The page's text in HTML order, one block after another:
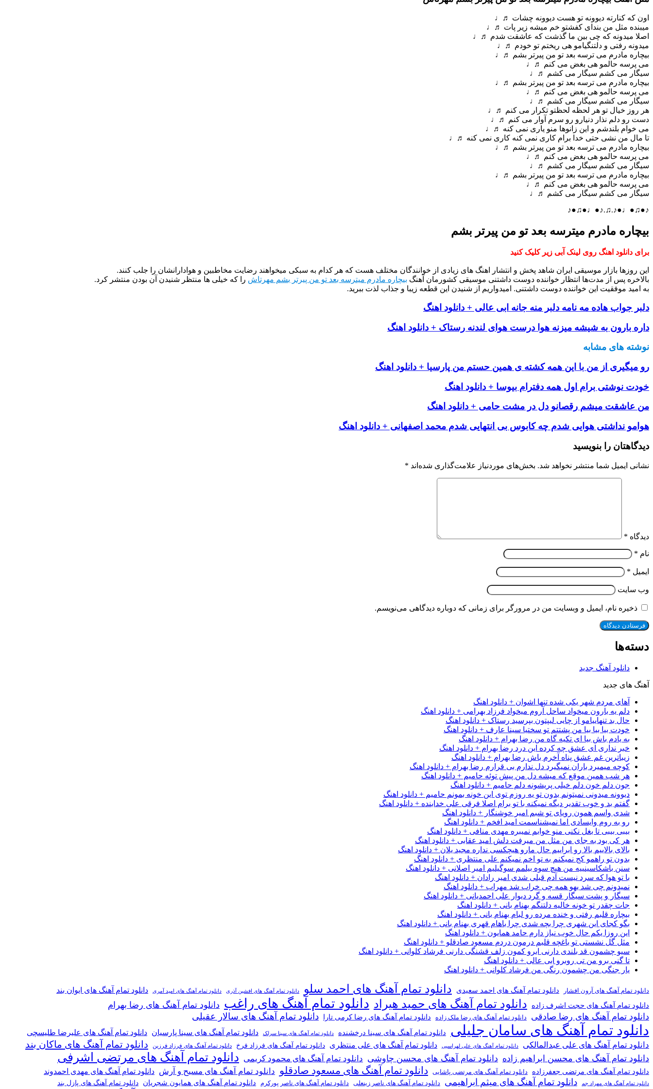
اون که کنارته دیوونه تو هست دیوونه چشات ♬♩
میبنده مثل من بندای کفشتو خم میشه زیر پات ♬♩
اصلا میدونه که چی بین ما گذشت که عاشقت شدم ♬♩
میدونه رفتی و دلتنگیامو هی ریختم تو خودم ♬♩
بیچاره مادرم می ترسه بعد تو من پیرتر بشم ♬♩
می پرسه حالمو هی بغض می کنم ♬♩
سیگار می کشم سیگار می کشم ♬♩
بیچاره مادرم می ترسه بعد تو من پیرتر بشم ♬♩
می پرسه حالمو هی بغض می کنم ♬♩
سیگار می کشم سیگار می کشم ♬♩
هر روز خیال تو هر لحظه لحظتو تکرار می کنم ♬♩
دست رو دلم نذار دنیارو رو سرم آوار می کنم ♬♩
می خوام بلندشم و این زانوها منو یاری نمی کنه ♬♩
تا مال من نشی حتی خدا برام کاری نمی کنه کاری نمی کنه ♬♩
بیچاره مادرم می ترسه بعد تو من پیرتر بشم ♬♩
می پرسه حالمو هی بغض می کنم ♬♩
سیگار می کشم سیگار می کشم ♬♩
بیچاره مادرم می ترسه بعد تو من پیرتر بشم ♬♩
می پرسه حالمو هی بغض می کنم ♬♩
سیگار می کشم سیگار می کشم ♬♩
♪●♫●♩●♪.♫.♪●♩●♫●♪
بیچاره مادرم میترسه بعد تو من پیرتر بشم
برای دانلود اهنگ روی لینک آبی زیر کلیک کنید
این روزها بازار موسیقی ایران شاهد پخش و انتشار اهنگ های زیادی از خوانندگان مختلف هست که هر کدام به سبکی میخواهند رضایت مخاطبین و هوادارانشان را جلب کنند.
بالاخره پس از مدت‌ها انتظار خواننده دوست داشتنی موسیقی کشورمان آهنگ بیچاره مادرم میترسه بعد تو من پیرتر بشم مهرتاش را که خیلی ها منتظر شنیدن آن بودن منتشر کرد.
به امید موفقیت این خواننده دوست داشتنی. امیدواریم از شنیدن این قطعه زیبا و جذاب لذت ببرید.
دلبر جواب هاده مه نامه دلبر منه جانه ابی عالی + دانلود اهنگ
داره بارون به شیشه میزنه هوا درست هوای لندنه رستاک + دانلود اهنگ
نوشته های مشابه
رو میگیری از من با این همه کشته ی همین حستم من پارسیا + دانلود اهنگ
خودت نوشتی برام اول همه دفترام بیوسا + دانلود اهنگ
من عاشقت میشم رقصانو دل در مشت حامی + دانلود اهنگ
هوامو نداشتی هوایی شدم چه کابوس بی انتهایی شدم محمد اصفهانی + دانلود اهنگ
دیدگاهتان را بنویسید
نشانی ایمیل شما منتشر نخواهد شد. بخش‌های موردنیاز علامت‌گذاری شده‌اند *
دیدگاه *
نام *
ایمیل *
وب‌ سایت
ذخیره نام، ایمیل و وبسایت من در مرورگر برای زمانی که دوباره دیدگاهی می‌نویسم.
دسته‌ها
دانلود آهنگ جدید
آهنگ های جدید
آهای مردم شهر یکی شده تنها اشوان + دانلود اهنگ
دلم یه بارون میخواد ساحل آروم میخواد فرزاد بهرامی + دانلود اهنگ
حال بد تنهاییامو از چایی لیپتون بپرسید رستاک + دانلود اهنگ
خودت بیا بیا بیا من پشتتم تو سختیا سینا عارف + دانلود اهنگ
به یادم باش بیا ای تکیه گاه من رضا بهرام + دانلود اهنگ
خبر نداری ای عشق چه کرده این درد رضا بهرام + دانلود اهنگ
زیباترین غم عشق پناه آخرم باش رضا بهرام + دانلود اهنگ
کوچه میمیرد باران نمیگیرد دل ندارم بی قرارم رضا بهرام + دانلود اهنگ
هر شب همین موقع که میشه دل من پیش توئه حامیم + دانلود اهنگ
جون دلم خون دلم خیلی پریشونه دلم حامیم + دانلود اهنگ
دیوونه میدونی نمیتونم بدون تو یه روزم توی این خونه بمونم حامیم + دانلود اهنگ
گفتم بد و خوب تقدیر دیگه نمیکنه با تو برام اصلا فرقی علی خدابنده + دانلود اهنگ
شدی واسم همون رویای تو شبم امیر خوشنگار + دانلود اهنگ
رو به روم وایسادی اما نمیشناسمت امید افخم + دانلود اهنگ
بیبی بیبی تا بغل نکنی منو خوابم نمیبره مهدی منافی + دانلود اهنگ
هر کی بود به جای من مثل من میرفت دلش امید عقابی + دانلود اهنگ
بالای بالاییم بالا رو ابراییم حال مارو هیچکسی نداره مجید یلان + دانلود اهنگ
بدون تو راهمو کج نمیکنم به تو اخم نمیکنم علی منتظری + دانلود اهنگ
سنن باشکاسینییه من هیچ سوه بیلمم سوگیلیم امیر اصلانی + دانلود اهنگ
با تو هوا که سرد نیست آدم قبلی شدی امیر رادان + دانلود اهنگ
نمیدونم چی شد یهو همه چی خراب شد مهراب + دانلود اهنگ
سیگار و پشت سیگار قسه و گرد دیوار علی احمدیانی + دانلود اهنگ
جات چقدر تو خونه خالیه دلتنگم بهنام بانی + دانلود اهنگ
بیچاره قلبم رفتی و خنده مرده رو لبام بهنام بانی + دانلود اهنگ
بگو کجای این شهری چرا بچه شدی چرا باهام قهری بهنام بانی + دانلود اهنگ
این روزا یکم حال خوب نیاز دارم حامد همایون + دانلود اهنگ
مثل گل نشستی تو باغچه قلبم درمون دردم مسعود صادقلو + دانلود اهنگ
سیو چشمون قد بلندی دارنی ابرو کمون زلف قشنگی دارنی فرشاد کلوانی + دانلود اهنگ
تا گنی برو من تی روبرو ابی عالی + دانلود اهنگ
یار جنگی من چشمون رنگی من فرشاد کلوانی + دانلود اهنگ
دانلود تمام آهنگ های آرون افشار دانلود تمام آهنگ های احمد سعیدی دانلود تمام آهنگ های احمد سلو دانلود تمام آهنگ های افشین آذری دانلود تمام آهنگ های امید آمری دانلود تمام آهنگ های ایوان بند
دانلود تمام آهنگ های حجت اشرف زاده دانلود تمام آهنگ های حمید هیراد دانلود تمام آهنگ های راغب دانلود تمام آهنگ های رضا بهرام
دانلود تمام آهنگ های رضا صادقی
دانلود تمام آهنگ های رضا ملک زاده دانلود تمام آهنگ های رضا کرمی تارا دانلود تمام آهنگ های سالار عقیلی
دانلود تمام آهنگ های سامان جلیلی دانلود تمام آهنگ های سینا درخشنده دانلود تمام آهنگ های سینا سرلک دانلود تمام آهنگ های سینا پارسیان دانلود تمام آهنگ های علیرضا طلیسچی
دانلود تمام آهنگ های علی عبدالمالکی دانلود تمام آهنگ های علی لهراسبی دانلود تمام آهنگ های علی منتظری دانلود تمام آهنگ های فرزاد فرخ دانلود تمام آهنگ های فرزاد فرزین دانلود تمام آهنگ های ماکان بند
دانلود تمام آهنگ های محسن ابراهیم زاده دانلود تمام آهنگ های محسن چاوشی دانلود تمام آهنگ های محمود کریمی دانلود تمام آهنگ های مرتضی اشرفی
دانلود تمام آهنگ های مرتضی جعفرزاده دانلود تمام آهنگ های مرتضی پاشایی دانلود تمام آهنگ های مسعود صادقلو دانلود تمام آهنگ های مسیح و آرش دانلود تمام آهنگ های مهدی احمدوند
دانلود تمام آهنگ های مهراد جم دانلود تمام آهنگ های میثم ابراهیمی دانلود تمام آهنگ های ناصر زینعلی دانلود تمام آهنگ های ناصر پورکرم دانلود تمام آهنگ های همایون شجریان دانلود تمام آهنگ های پازل بند